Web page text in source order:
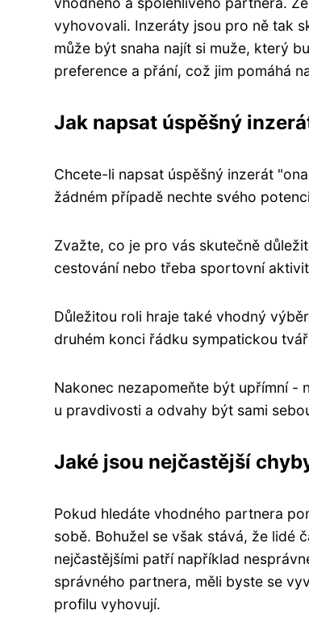
vyhovovali. Inzeráty jsou pro ně tak
může být snaha najít si muže, který
preference a přání, což jim pomáhá
Jak napsat úspěšný
Chcete-li napsat úspěšný inzerát
žádném případě nechte svého
Zvažte, co je pro vás skutečně
cestování nebo třeba sportovní
Důležitou roli hraje také vhodný
druhém konci řádku sympatickou
Nakonec nezapomeňte být upřímní -
u pravdivosti a odvahy být sami
Jaké jsou nejčastější
Pokud hledáte vhodného partnera
sobě. Bohužel se však stává, že lidé
nejčastějšími patří například
správného partnera, měli byste se
profilu vyhovují.